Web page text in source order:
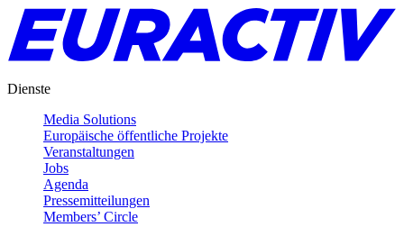
Dienste
Media Solutions
Europäische öffentliche Projekte
Veranstaltungen
Jobs
Agenda
Pressemitteilungen
Members’ Circle